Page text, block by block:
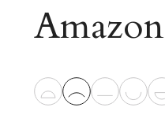
Amazon